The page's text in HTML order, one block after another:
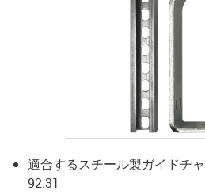
適合するスチール製ガイドチ
92.31